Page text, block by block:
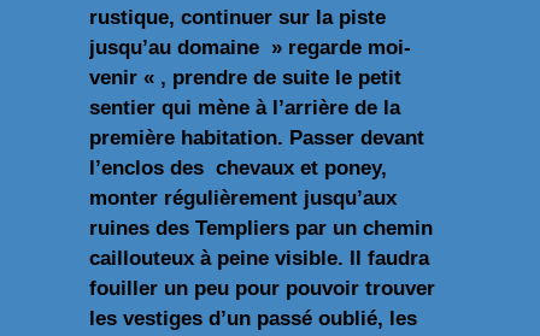
rustique, continuer sur la piste
jusqu’au domaine » regarde moi-
venir « , prendre de suite le petit
sentier qui mène à l’arrière de la
première habitation. Passer devant
l’enclos des chevaux et poney,
monter régulièrement jusqu’aux
ruines des Templiers par un chemin
caillouteux à peine visible. Il faudra
fouiller un peu pour pouvoir trouver
les vestiges d’un passé oublié, les